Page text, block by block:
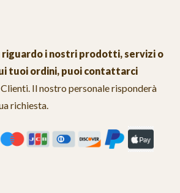
riguardo i nostri prodotti, servizi o
tuoi ordini, puoi contattarci
. Il nostro personale risponderà
richiesta.